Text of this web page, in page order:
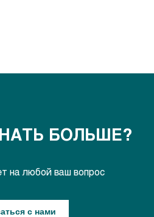
БОЛЬШЕ?
на любой ваш вопрос
с нами